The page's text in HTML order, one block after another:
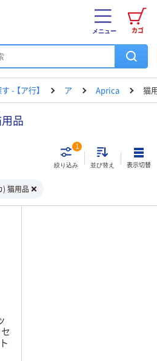
カゴ
メニュー
- 【ア行】 ア Aprica 猫
品
絞り込み
1
並び替え 表示切替
) 猫用品